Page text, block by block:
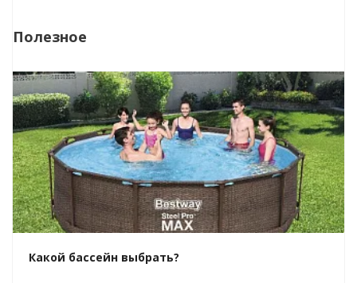
Полезное
Какой бассейн выбрать?